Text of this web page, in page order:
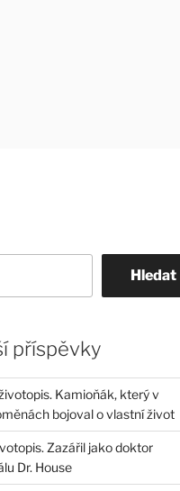
Hledat
příspěvky
Kamioňák, který v
bojoval o vlastní život
Zazářil jako doktor
Dr. House